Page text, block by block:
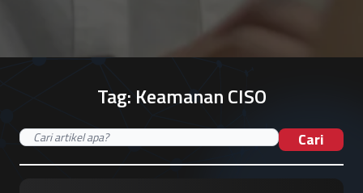
Tag: Keamanan CISO
Cari